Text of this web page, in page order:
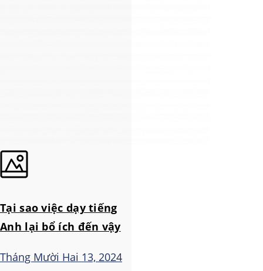
Tại sao việc dạy tiếng
Anh lại bổ ích đến vậy
Tháng Mười Hai 13, 2024